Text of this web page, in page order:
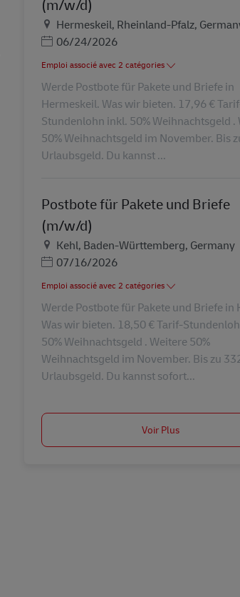
(m/w/d)
LieuHermeskeil, Rheinland-Pfalz,
Posted Date
06/24/2026
Emploi associé avec 2 catégories
Werde Postbote für Pakete und Briefe in
Hermeskeil. Was wir bieten. 17,96 €
Stundenlohn inkl. 50% Weihnachtsgeld .
50% Weihnachtsgeld im November. Bis
Urlaubsgeld. Du kannst ...
Postbote für Pakete und Briefe
(m/w/d)
LieuKehl, Baden-Württemberg, Germany
Posted Date
07/16/2026
Emploi associé avec 2 catégories
Werde Postbote für Pakete und Briefe in
Was wir bieten. 18,50 € Tarif-
50% Weihnachtsgeld . Weitere 50%
Weihnachtsgeld im November. Bis zu
Urlaubsgeld. Du kannst sofort...
Voir Plus